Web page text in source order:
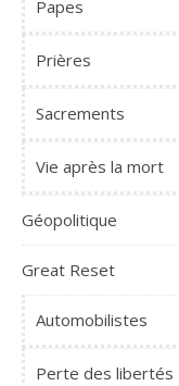
Papes
Prières
Sacrements
Vie après la mort
Géopolitique
Great Reset
Automobilistes
Perte des libertés